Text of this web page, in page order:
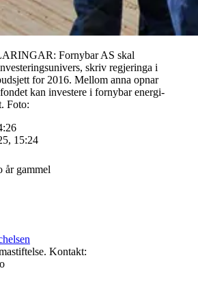
Fornybar AS skal
skriv regjeringa i
for 2016. Mellom anna opnar
kan investere i fornybar energi-
Foto:
15:24
år gammel
Kontakt: